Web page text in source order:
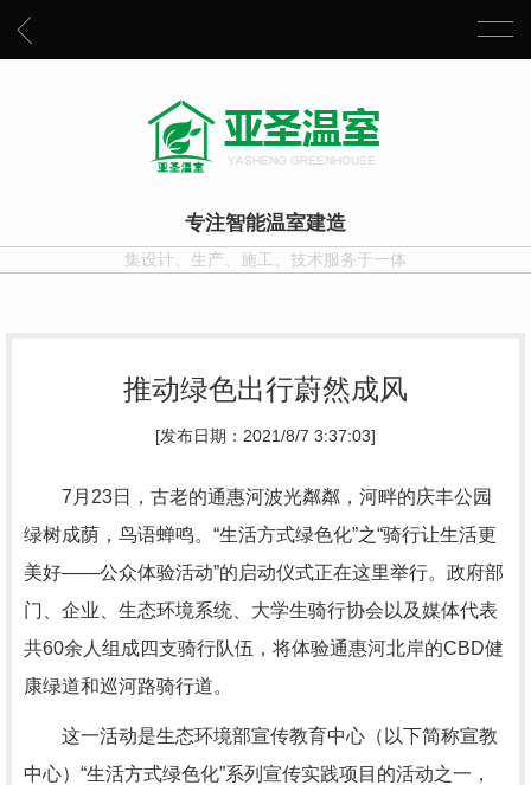
专注智能温室建造
集设计、生产、施工、技术服务于一体
推动绿色出行蔚然成风
[发布日期：2021/8/7 3:37:03]
7月23日，古老的通惠河波光粼粼，河畔的庆丰公园
绿树成荫，鸟语蝉鸣。“生活方式绿色化”之“骑行让生活更
美好——公众体验活动”的启动仪式正在这里举行。政府部
门、企业、生态环境系统、大学生骑行协会以及媒体代表
共60余人组成四支骑行队伍，将体验通惠河北岸的CBD健
康绿道和巡河路骑行道。
这一活动是生态环境部宣传教育中心（以下简称宣教
中心）“生活方式绿色化”系列宣传实践项目的活动之一，